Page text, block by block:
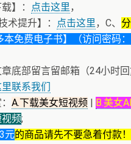
】：
点击这里，
术提升】：
点击这里，C、
本免费电子书】（访问密码：
底部留言留邮箱（24小时回
里联系我们
A.下载美女短视频 | B.美女
频;
元的商品请先不要急着付款！